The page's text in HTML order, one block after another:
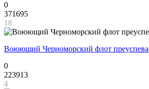
0
371695
18
Воюющий Черноморский флот
0
223913
4